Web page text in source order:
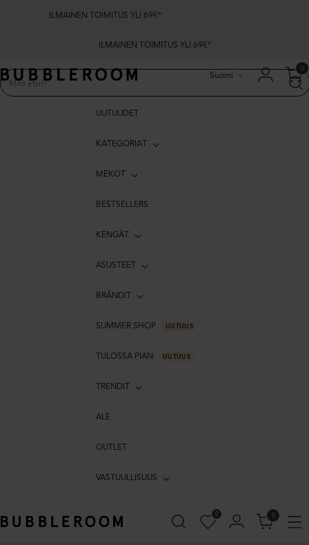
ILMAINEN TOIMITUS YLI 69€*
ILMAINEN TOIMITUS YLI 69€*
Suomi
0
UUTUUDET
KATEGORIAT
MEKOT
BESTSELLERS
KENGÄT
ASUSTEET
BRÄNDIT
SUMMER SHOP UUTUUS
TULOSSA PIAN UUTUUS
TRENDIT
ALE
OUTLET
VASTUULLISUUS
0 0